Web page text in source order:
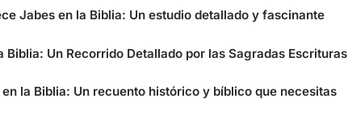
Jabes en la Biblia: Un estudio detallado y fascinante
Biblia: Un Recorrido Detallado por las Sagradas Escrituras
la Biblia: Un recuento histórico y bíblico que necesitas